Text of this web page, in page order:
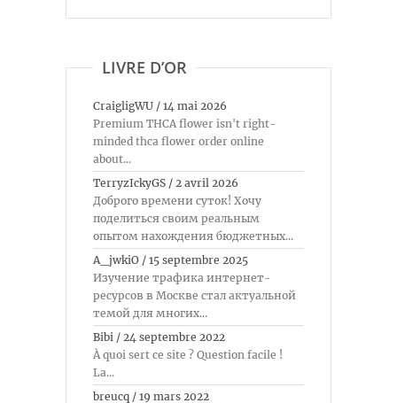
LIVRE D’OR
CraigligWU / 14 mai 2026
Premium THCA flower isn't right-
minded thca flower order online
about...
TerryzIckyGS / 2 avril 2026
Доброго времени суток! Хочу
поделиться своим реальным
опытом нахождения бюджетных...
A_jwkiO / 15 septembre 2025
Изучение трафика интернет-
ресурсов в Москве стал актуальной
темой для многих...
Bibi / 24 septembre 2022
À quoi sert ce site ? Question facile !
La...
breucq / 19 mars 2022